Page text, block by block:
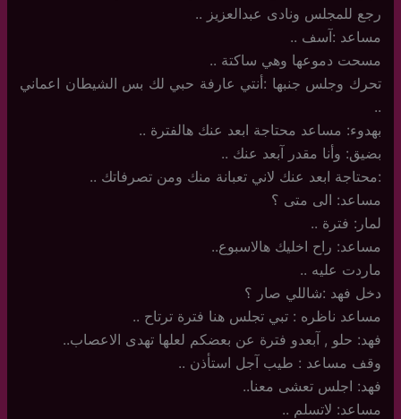
رجع للمجلس ونادى عبدالعزيز ..
مساعد :آسف ..
مسحت دموعها وهي ساكتة ..
تحرك وجلس جنبها :أنتي عارفة حبي لك بس الشيطان اعماني
..
بهدوء: مساعد محتاجة ابعد عنك هالفترة ..
بضيق: وأنا مقدر آبعد عنك ..
:محتاجة ابعد عنك لاني تعبانة منك ومن تصرفاتك ..
مساعد: الى متى ؟
لمار: فترة ..
مساعد: راح اخليك هالاسبوع..
ماردت عليه ..
دخل فهد :شاللي صار ؟
مساعد ناظره : تبي تجلس هنا فترة ترتاح ..
فهد: حلو , آبعدو فترة عن بعضكم لعلها تهدى الاعصاب..
وقف مساعد : طيب آجل استأذن ..
فهد: اجلس تعشى معنا..
مساعد: لاتسلم ..